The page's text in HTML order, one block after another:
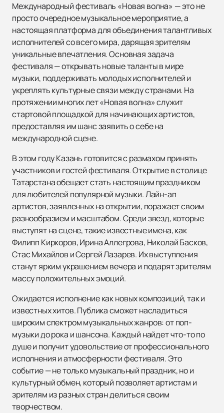
Международный фестиваль «Новая волна» — это не
просто очередное музыкальное мероприятие, а
настоящая платформа для объединения талантливых
исполнителей со всего мира, дарящая зрителям
уникальные впечатления. Основная задача
фестиваля — открывать новые таланты в мире
музыки, поддерживать молодых исполнителей и
укреплять культурные связи между странами. На
протяжении многих лет «Новая волна» служит
стартовой площадкой для начинающих артистов,
предоставляя им шанс заявить о себе на
международной сцене.
В этом году Казань готовится с размахом принять
участников и гостей фестиваля. Открытие в столице
Татарстана обещает стать настоящим праздником
для любителей популярной музыки. Лайн-ап
артистов, заявленных на открытии, поражает своим
разнообразием и масштабом. Среди звезд, которые
выступят на сцене, такие известные имена, как
Филипп Киркоров, Ирина Аллегрова, Николай Басков,
Стас Михайлов и Сергей Лазарев. Их выступления
станут ярким украшением вечера и подарят зрителям
массу положительных эмоций.
Ожидается исполнение как новых композиций, так и
известных хитов. Публика сможет насладиться
широким спектром музыкальных жанров: от поп-
музыки до рока и шансона. Каждый найдет что-то по
душе и получит удовольствие от профессионального
исполнения и атмосферности фестиваля. Это
событие — не только музыкальный праздник, но и
культурный обмен, который позволяет артистам и
зрителям из разных стран делиться своим
творчеством.